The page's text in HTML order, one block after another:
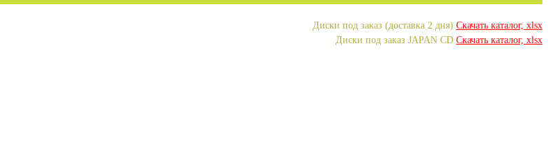
Диски под заказ (доставка 2 дня) Скачать каталог, xlsx
Диски под заказ JAPAN CD Скачать каталог, xlsx